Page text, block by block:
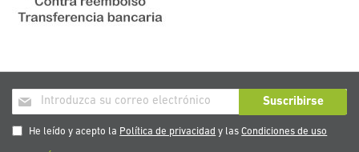
Inscríbase
a
nuestro
Suscribirse
He leído y acepto la Política de privacidad y lasCondiciones de uso